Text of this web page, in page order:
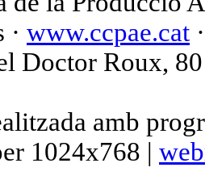
www.ccpae.cat
Doctor Roux,
amb
1024x768 |